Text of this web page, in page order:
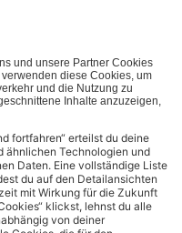
zu sozialen Netzwerken